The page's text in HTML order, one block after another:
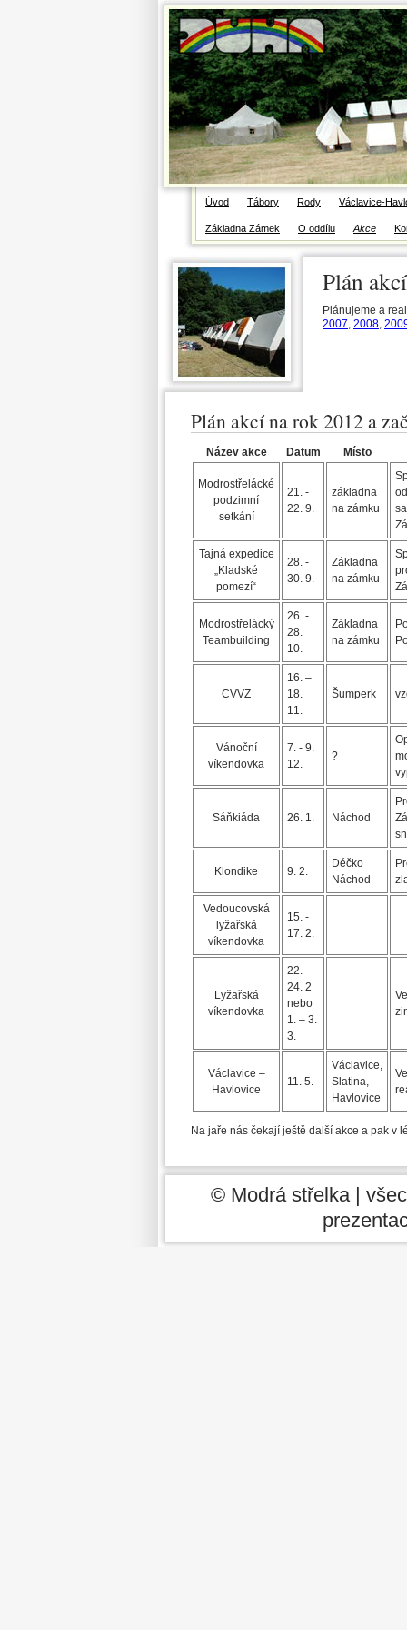
Modrá Střelka, Václavice
Úvod Tábory Rody Václavice-
Základna Zámek O oddílu Akce
Plán
Plánujeme a
2007, 2008,
Plán akcí na rok 2012 a
Název akce Datum Místo
Modrostřelácké
podzimní
setkání
21. -
22. 9.
základna
na zámku
Tajná expedice
„Kladské
pomezí“
28. -
30. 9.
Základna
na zámku
Modrostřelácký
Teambuilding
26. -
28.
10.
Základna
na zámku
CVVZ
16. –
18.
11.
Šumperk
Vánoční
víkendovka
7. - 9.
12.
?
Sáňkiáda 26. 1. Náchod
Klondike 9. 2.
Déčko
Náchod
Vedoucovská
lyžařská
víkendovka
15. -
17. 2.
Lyžařská
víkendovka
22. –
24. 2
nebo
1. – 3.
3.
Václavice –
Havlovice
11. 5.
Václavice,
Slatina,
Havlovice
Na jaře nás čekají ještě další akce a pak v
© Modrá střelka |